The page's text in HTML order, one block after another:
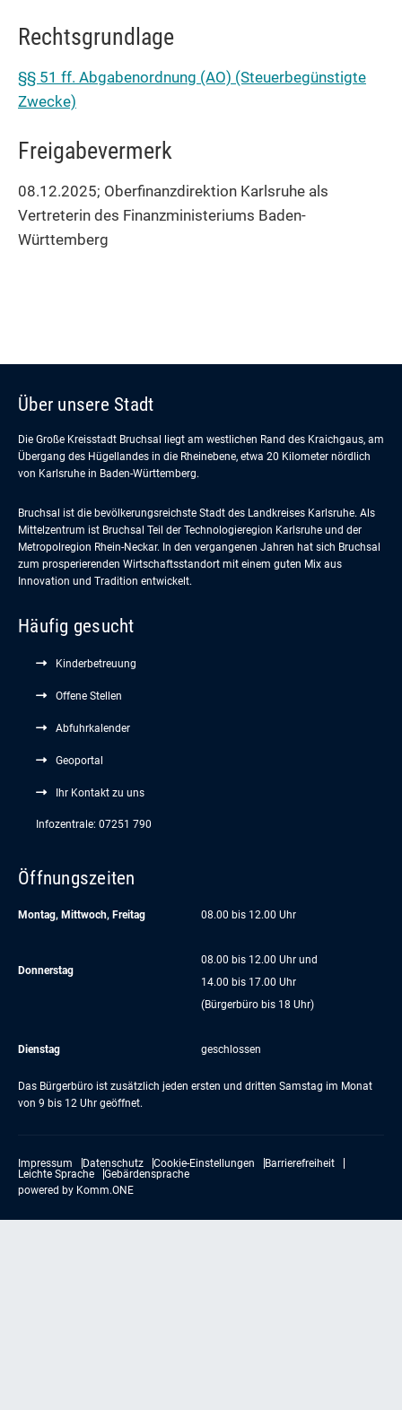
Rechtsgrundlage
§§ 51 ff. Abgabenordnung (AO) (Steuerbegünstigte
Zwecke)
Freigabevermerk
08.12.2025; Oberfinanzdirektion Karlsruhe als
Vertreterin des Finanzministeriums Baden-
Württemberg
Über unsere Stadt
Die Große Kreisstadt Bruchsal liegt am westlichen Rand des Kraichgaus, am
Übergang des Hügellandes in die Rheinebene, etwa 20 Kilometer nördlich
von Karlsruhe in Baden-Württemberg.
Bruchsal ist die bevölkerungsreichste Stadt des Landkreises Karlsruhe. Als
Mittelzentrum ist Bruchsal Teil der Technologieregion Karlsruhe und der
Metropolregion Rhein-Neckar. In den vergangenen Jahren hat sich Bruchsal
zum prosperierenden Wirtschaftsstandort mit einem guten Mix aus
Innovation und Tradition entwickelt.
Häufig gesucht
Kinderbetreuung
Offene Stellen
Abfuhrkalender
Geoportal
Ihr Kontakt zu uns
Infozentrale: 07251 790
Öffnungszeiten
Montag, Mittwoch, Freitag 08.00 bis 12.00 Uhr
Donnerstag
08.00 bis 12.00 Uhr und
14.00 bis 17.00 Uhr
(Bürgerbüro bis 18 Uhr)
Dienstag geschlossen
Das Bürgerbüro ist zusätzlich jeden ersten und dritten Samstag im Monat
von 9 bis 12 Uhr geöffnet.
Impressum Datenschutz Cookie-Einstellungen
Barrierefreiheit
Leichte Sprache
Gebärdensprache
powered by Komm.ONE